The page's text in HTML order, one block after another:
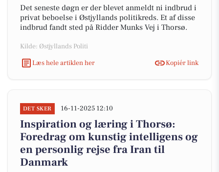
Det seneste døgn er der blevet anmeldt ni indbrud i
privat beboelse i Østjyllands politikreds. Et af disse
indbrud fandt sted på Ridder Munks Vej i Thorsø.
Kilde: Østjyllands Politi
Læs hele artiklen her
Kopiér link
DET SKER 16-11-2025 12:10
Inspiration og læring i Thorsø:
Foredrag om kunstig intelligens og
en personlig rejse fra Iran til
Danmark